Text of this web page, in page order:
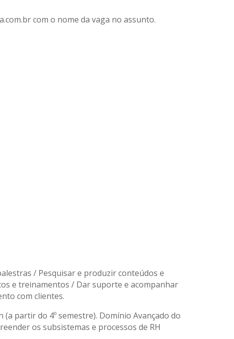
com o nome da vaga no assunto.
/ Pesquisar e produzir conteúdos e
e treinamentos / Dar suporte e acompanhar
com clientes.
partir do 4º semestre). Domínio Avançado do
os subsistemas e processos de RH